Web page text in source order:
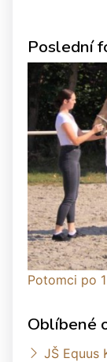
Poslední
Potomci po
Oblíbené
JŠ Equus